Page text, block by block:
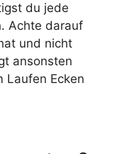
du jede
Achte darauf
und nicht
ansonsten
Laufen Ecken